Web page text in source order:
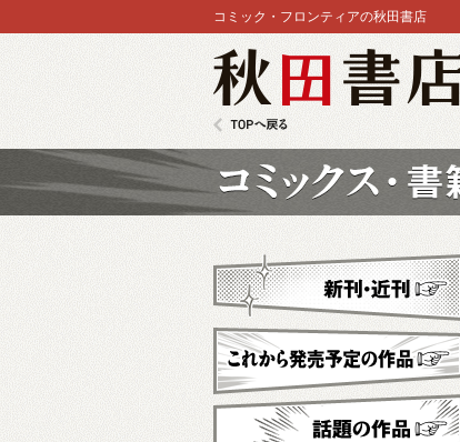
コミック・フロンティアの秋田書店
新刊・近刊
これから発売予定